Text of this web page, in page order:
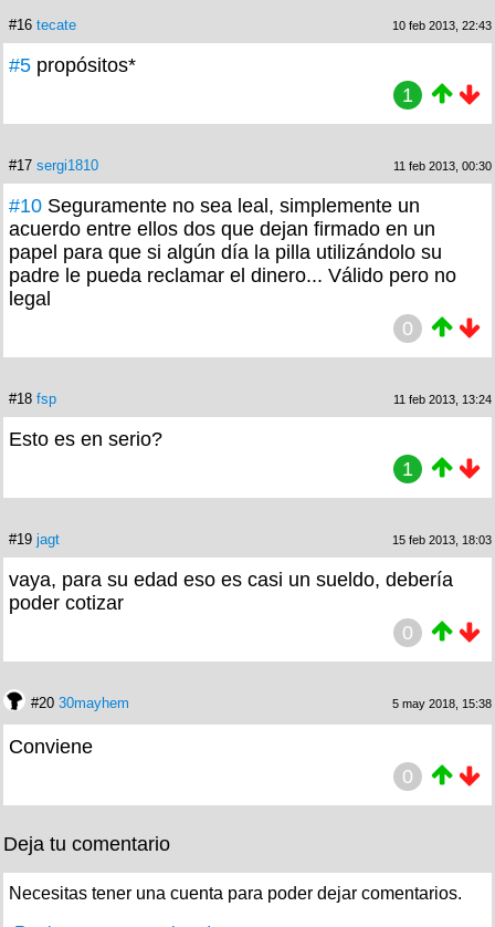
#16 tecate 10 feb 2013, 22:43
#5 propósitos*
1
#17 sergi1810 11 feb 2013, 00:30
#10 Seguramente no sea leal, simplemente un
acuerdo entre ellos dos que dejan firmado en un
papel para que si algún día la pilla utilizándolo su
padre le pueda reclamar el dinero... Válido pero no
legal
0
#18 fsp 11 feb 2013, 13:24
Esto es en serio?
1
#19 jagt 15 feb 2013, 18:03
vaya, para su edad eso es casi un sueldo, debería
poder cotizar
0
#20 30mayhem 5 may 2018, 15:38
Conviene
0
Deja tu comentario
Necesitas tener una cuenta para poder dejar comentarios.